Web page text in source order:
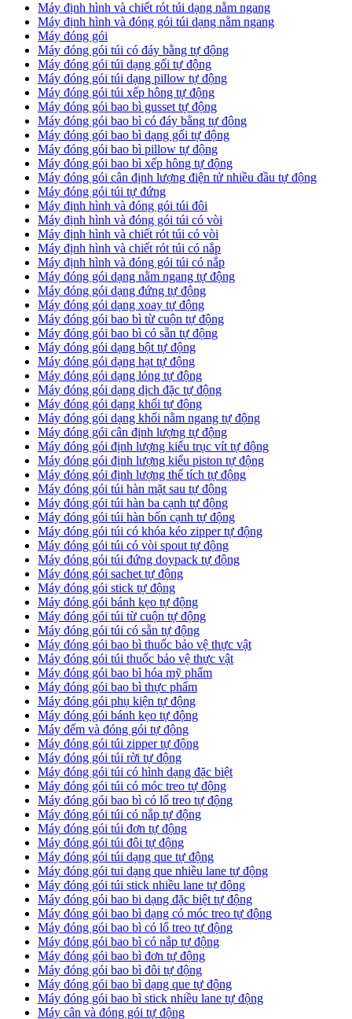
Máy định hình và chiết rót túi dạng nằm ngang
Máy định hình và đóng gói túi dạng nằm ngang
Máy đóng gói
Máy đóng gói túi có đáy bằng tự động
Máy đóng gói túi dạng gối tự động
Máy đóng gói túi dạng pillow tự động
Máy đóng gói túi xếp hông tự động
Máy đóng gói bao bì gusset tự động
Máy đóng gói bao bì có đáy bằng tự động
Máy đóng gói bao bì dạng gối tự động
Máy đóng gói bao bì pillow tự động
Máy đóng gói bao bì xếp hông tự động
Máy đóng gói cân định lượng điện tử nhiều đầu tự động
Máy đóng gói túi tự đứng
Máy định hình và đóng gói túi đôi
Máy định hình và đóng gói túi có vòi
Máy định hình và chiết rót túi có vòi
Máy định hình và chiết rót túi có nắp
Máy định hình và đóng gói túi có nắp
Máy đóng gói dạng nằm ngang tự động
Máy đóng gói dạng đứng tự động
Máy đóng gói dạng xoay tự động
Máy đóng gói bao bì từ cuộn tự động
Máy đóng gói bao bì có sẵn tự động
Máy đóng gói dạng bột tự động
Máy đóng gói dạng hạt tự động
Máy đóng gói dạng lỏng tự động
Máy đóng gói dạng dịch đặc tự động
Máy đóng gói dạng khối tự động
Máy đóng gói dạng khối nằm ngang tự động
Máy đóng gói cân định lượng tự động
Máy đóng gói định lượng kiểu trục vít tự động
Máy đóng gói định lượng kiểu piston tự động
Máy đóng gói định lượng thể tích tự động
Máy đóng gói túi hàn mặt sau tự động
Máy đóng gói túi hàn ba cạnh tự động
Máy đóng gói túi hàn bốn cạnh tự động
Máy đóng gói túi có khóa kéo zipper tự động
Máy đóng gói túi có vòi spout tự động
Máy đóng gói túi đứng doypack tự động
Máy đóng gói sachet tự động
Máy đóng gói stick tự động
Máy đóng gói bánh kẹo tự động
Máy đóng gói túi từ cuộn tự động
Máy đóng gói túi có sẵn tự động
Máy đóng gói bao bì thuốc bảo vệ thực vật
Máy đóng gói túi thuốc bảo vệ thực vật
Máy đóng gói bao bì hóa mỹ phẩm
Máy đóng gói bao bì thực phẩm
Máy đóng gói phụ kiện tự động
Máy đóng gói bánh kẹo tự động
Máy đếm và đóng gói tự động
Máy đóng gói túi zipper tự động
Máy đóng gói túi rời tự động
Máy đóng gói túi có hình dạng đặc biệt
Máy đóng gói túi có móc treo tự động
Máy đóng gói bao bì có lổ treo tự động
Máy đóng gói túi có nắp tự động
Máy đóng gói túi đơn tự động
Máy đóng gói túi đôi tự động
Máy đóng gói túi dạng que tự động
Máy đóng gói tui dạng que nhiều lane tự động
Máy đóng gói túi stick nhiều lane tự động
Máy đóng gói bao bi dạng đặc biệt tự động
Máy đóng gói bao bì dạng có móc treo tự động
Máy đóng gói bao bì có lổ treo tự động
Máy đóng gói bao bì có nắp tự động
Máy đóng gói bao bì đơn tự động
Máy đóng gói bao bì đôi tự động
Máy đóng gói bao bì dạng que tự động
Máy đóng gói bao bì stick nhiều lane tự động
Máy cân và đóng gói tự động